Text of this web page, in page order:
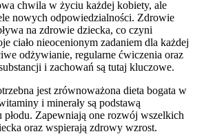
chwila w życiu każdej kobiety, ale
nowych odpowiedzialności. Zdrowie
na zdrowie dziecka, co czyni
ciało nieocenionym zadaniem dla każdej
odżywianie, regularne ćwiczenia oraz
i zachowań są tutaj kluczowe.
jest zrównoważona dieta bogata w
i minerały są podstawą
Zapewniają one rozwój wszelkich
oraz wspierają zdrowy wzrost.